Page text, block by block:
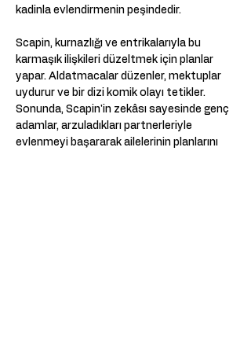
kadinla evlendirmenin peşindedir.
Scapin, kurnazlığı ve entrikalarıyla bu
karmaşık ilişkileri düzeltmek için planlar
yapar. Aldatmacalar düzenler, mektuplar
uydurur ve bir dizi komik olayı tetikler.
Sonunda, Scapin'in zekâsı sayesinde genç
adamlar, arzuladıkları partnerleriyle
evlenmeyi başararak ailelerinin planlarını